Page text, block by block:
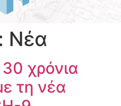
Νέα
χρόνια
τη νέα